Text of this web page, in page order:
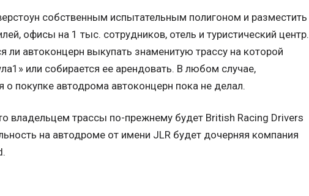
собственным испытательным полигоном и разместить
офисы на 1 тыс. сотрудников, отель и туристический центр.
ли автоконцерн выкупать знаменитую трассу на которой
или собирается ее арендовать. В любом случае,
покупке автодрома автоконцерн пока не делал.
владельцем трассы по-прежнему будет British Racing Drivers
на автодроме от имени JLR будет дочерняя компания